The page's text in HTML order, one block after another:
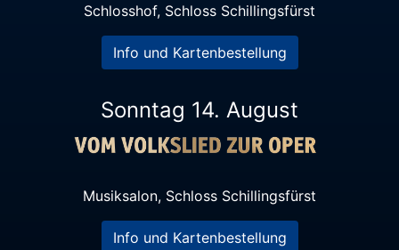
Schlosshof, Schloss Schillingsfürst
Info und Kartenbestellung
Sonntag 14. August
Musiksalon, Schloss Schillingsfürst
Info und Kartenbestellung